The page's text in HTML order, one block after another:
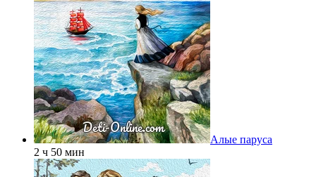
Алые паруса
2 ч 50 мин